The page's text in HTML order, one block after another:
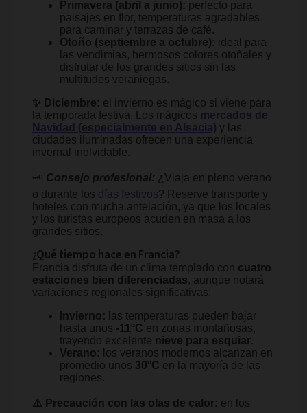
Primavera (abril a junio): perfecto para
paisajes en flor, temperaturas agradables
para caminar y terrazas de café.
Otoño (septiembre a octubre): ideal para
las vendimias, hermosos colores otoñales y
disfrutar de los grandes sitios sin las
multitudes veraniegas.
✨ Diciembre: el invierno es mágico si viene para
la temporada festiva. Los mágicos mercados de
Navidad (especialmente en Alsacia) y las
ciudades iluminadas ofrecen una experiencia
invernal inolvidable.
🗝️ Consejo profesional: ¿Viaja en pleno verano
o durante los días festivos? Reserve transporte y
hoteles con mucha antelación, ya que los locales
y los turistas europeos acuden en masa a los
grandes sitios.
¿Qué tiempo hace en Francia?
Francia disfruta de un clima templado con cuatro
estaciones bien diferenciadas, aunque notará
variaciones regionales significativas:
Invierno: las temperaturas pueden bajar
hasta unos -11°C en zonas montañosas,
trayendo excelente nieve para esquiar.
Verano: los veranos modernos alcanzan en
promedio unos 30°C en la mayoría de las
regiones.
⚠️ Precaución con las olas de calor: en los